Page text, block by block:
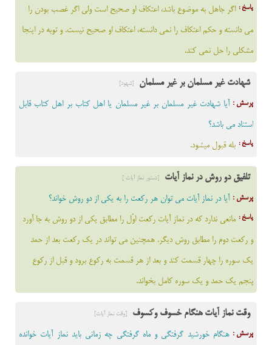
پاسخ : اگر جاهل به موضوع باشد، اعتكاف او صحيح است ولى اگر غصب بودن را
مى دانسته و حكم اعتكاف را نمى دانسته، اعتكاف او صحيح نيست. و توبه در اينجا
مشكلى را حل نمى كند.
شهادت غیر مسلمان بر غیر مسلمان [شهود]
پرسش : آیا شهادت غیر مسلمان بر غیر مسلمان یا اهل کتاب بر اهل کتاب قابل
استناد می باشد؟
پاسخ : بله قبول میشود.
تلفیق دو روش در نماز آیات [دستور نماز آیات ]
پرسش : آیا در نماز آیات می توان هر رکعت را به یکی از دو روش خواند؟
پاسخ : مانعى ندارد كه در نماز آيات ركعت اوّل را مطابق يكى از دو روش به جا آورد
و ركعت دوم را مطابق روش ديگر. همچنین می تواند در یک رکعت بعد از حمد
یک سوره را چهار قسمت کند و بعد از هر قسمت به رکوع برود و قبل از رکوع
پنجم یک حمد و یک سوره کامل بخواند.
وقت نماز آیات هنگام خسوف وکسوف [وقت نماز آیات]
پرسش : هنگام خورشید گرفتگی و ماه گرفتگی چه زمانی باید نماز آیات خوانده